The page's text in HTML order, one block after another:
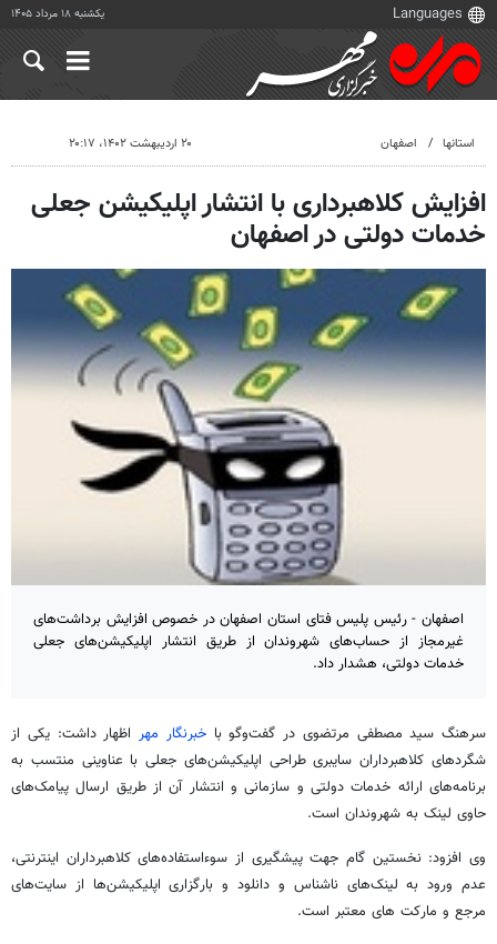
یکشنبه ۱۸ مرداد ۱۴۰۵
استانها اصفهان ۲۰ اردیبهشت ۱۴۰۲، ۲۰:۱۷
افزایش کلاهبرداری با انتشار اپلیکیشن جعلی
خدمات دولتی در اصفهان
اصفهان - رئیس پلیس فتای استان اصفهان در خصوص افزایش برداشت‌های
غیرمجاز از حساب‌های شهروندان از طریق انتشار اپلیکیشن‌های جعلی
خدمات دولتی، هشدار داد.
سرهنگ سید مصطفی مرتضوی در گفت‌وگو باخبرنگار مهر اظهار داشت: یکی از
شگردهای کلاهبرداران سایبری طراحی اپلیکیشن‌های جعلی با عناوینی منتسب به
برنامه‌های ارائه خدمات دولتی و سازمانی و انتشار آن از طریق ارسال پیامک‌های
حاوی لینک به شهروندان است.
وی افزود: نخستین گام جهت پیشگیری از سوءاستفاده‌های کلاهبرداران اینترنتی،
عدم ورود به لینک‌های ناشناس و دانلود و بارگزاریاپلیکیشن‌ها از سایت‌های
مرجع و مارکت های معتبر است.